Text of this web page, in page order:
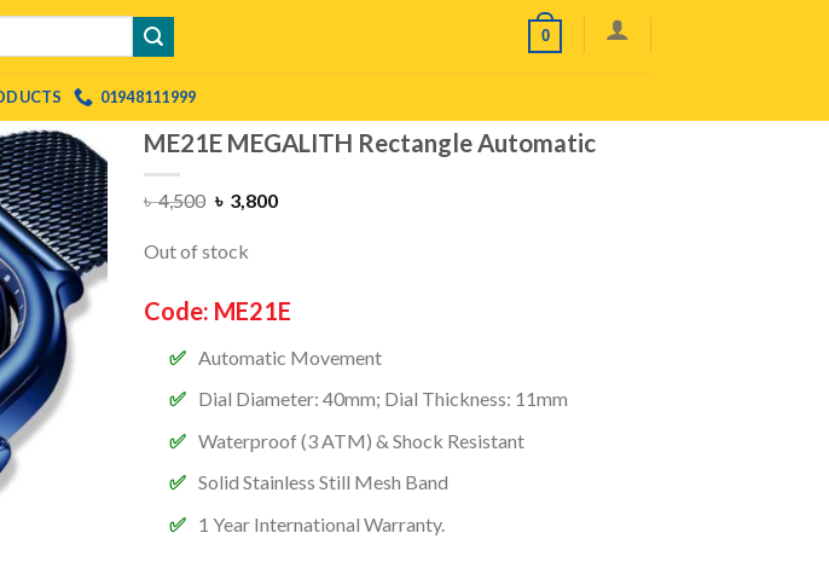
0
01948111999
ME21E MEGALITH Rectangle Automatic
৳4,500 ৳ 3,800
Out of stock
Code: ME21E
Automatic Movement
Dial Diameter: 40mm; Dial Thickness: 11mm
Waterproof (3 ATM) & Shock Resistant
Solid Stainless Still Mesh Band
1 Year International Warranty.